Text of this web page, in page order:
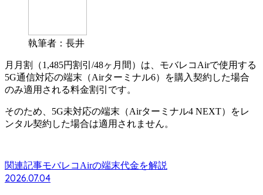
執筆者：長井
月月割（1,485円割引/48ヶ月間）は、モバレコAirで使用する
5G通信対応の端末（Airターミナル6）を購入契約した場合
のみ適用される料金割引です。
そのため、5G未対応の端末（Airターミナル4 NEXT）をレ
ンタル契約した場合は適用されません。
関連記事モバレコAirの端末代金を解説
2026.07.04